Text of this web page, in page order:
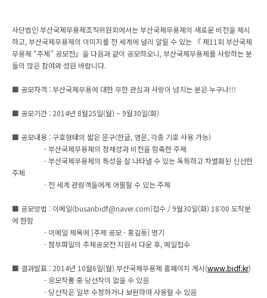
사단법인 부산국제무용제조직위원회에서는 부산국제무용제의 새로운 비전을 제시
하고, 부산국제무용제의 이미지를 전 세계에 널리 알릴 수 있는 『 제11회 부산국제
무용제 “주제” 공모전』을 다음과 같이 공모하오니, 부산국제무용제를 사랑하는 분
들의 많은 참여와 성원 바랍니다.
■ 공모자격 : 부산국제무용에 대한 무한 관심과 사랑이 넘치는 분은 누구나!!!
■ 공모기간 : 2014년 8월25일(월) ~ 9월30일(화)
■ 공모내용 : 구호형태의 짧은 문구(한글, 영문, 각종 기호 사용 가능)
- 부산국제무용제의 정체성과 비전을 함축한 주제
- 부산국제무용제의 특성을 잘 나타낼 수 있는 독특하고 차별화된 신선한
주제
- 전 세계 관람객들에게 어필할 수 있는 주제
■ 공모방법 : 이메일(busanbidf@naver.com)접수 / 9월30일(화) 18:00 도착분
에 한함
- 이메일 제목에 [주제 공모 - 홍길동] 명기
- 첨부파일의 주제공모전 지원서 다운 후, 메일접수
■ 결과발표 : 2014년 10월6일(월) 부산국제무용제 홈페이지 게시(www.bidf.kr)
- 응모작품 중 당선작이 없을 수 있음
- 당선작은 일부 수정하거나 보완하여 사용할 수 있음